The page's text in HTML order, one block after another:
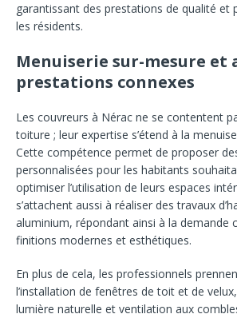
garantissant des prestations de qualité et
les résidents.
Menuiserie sur-mesure et
prestations connexes
Les couvreurs à Nérac ne se contentent
toiture ; leur expertise s’étend à la
Cette compétence permet de proposer
personnalisées pour les habitants
optimiser l’utilisation de leurs espaces
s’attachent aussi à réaliser des travaux
aluminium, répondant ainsi à la demande
finitions modernes et esthétiques.
En plus de cela, les professionnels
l’installation de fenêtres de toit et de
lumière naturelle et ventilation aux